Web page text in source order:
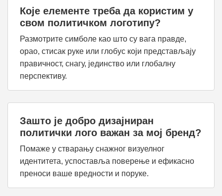
Које елементе треба да користим у
свом политичком логотипу?
Размотрите симболе као што су вага правде,
орао, стисак руке или глобус који представљају
правичност, снагу, јединство или глобалну
перспективу.
Зашто је добро дизајниран
политички лого важан за мој бренд?
Помаже у стварању снажног визуелног
идентитета, успоставља поверење и ефикасно
преноси ваше вредности и поруке.